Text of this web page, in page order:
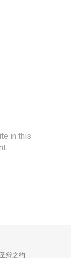
in this
辩之约